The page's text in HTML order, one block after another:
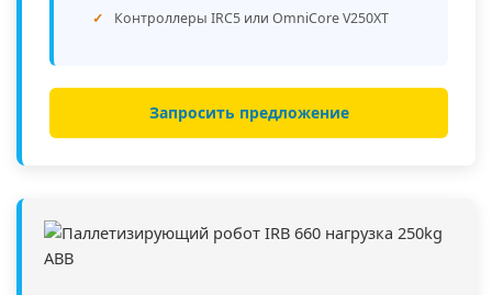
Контроллеры IRC5 или OmniCore V250XT
Запросить предложение